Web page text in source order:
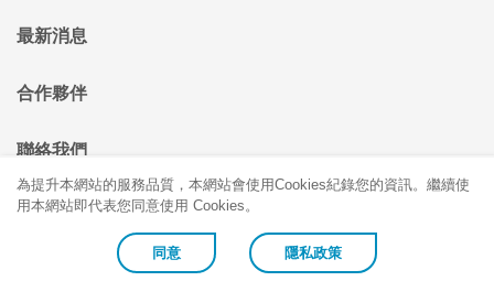
最新消息
合作夥伴
聯絡我們
Copyright © Coiler Corporation. All Rights Reserved. Design by Turking
為提升本網站的服務品質，本網站會使用Cookies紀錄您的資訊。繼續使
用本網站即代表您同意使用 Cookies。
同意 隱私政策